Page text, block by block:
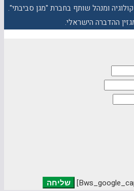
ומנהל שותף בחברת "מגן סביבתי".
ההדברה הישראלי.